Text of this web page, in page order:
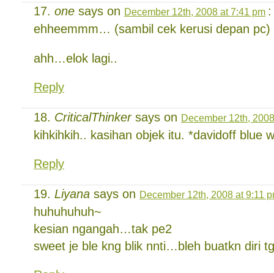
one says on December 12th, 2008 at 7:41 pm :
ehheemmm… (sambil cek kerusi depan pc)
ahh…elok lagi..
Reply
CriticalThinkersays on December 12th,
kihkihkih.. kasihan objek itu. *davidoff blue
Reply
Liyana says on December 12th, 2008 at 9:11
huhuhuhuh~
kesian ngangah…tak pe2
sweet je ble kng blik nnti…bleh buatkn diri